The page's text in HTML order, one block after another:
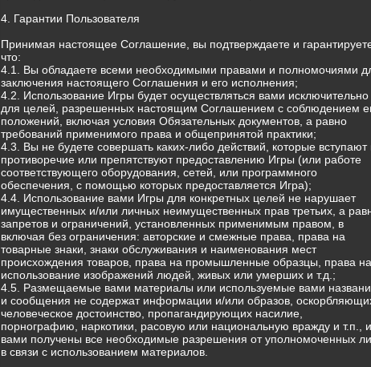
4. Гарантии Пользователя
Принимая настоящее Соглашение, вы подтверждаете и
что:
4.1. Вы обладаете всеми необходимыми правами и полномочиями
заключения настоящего Соглашения и его исполнения;
4.2. Использование Игры будет осуществляться вами исключительно
для целей, разрешенных настоящим Соглашением с соблюдением
положений, включая условия Обязательных документов, а равно
требований применимого права и общепринятой практики;
4.3. Вы не будете совершать каких-либо действий, которые вступают
противоречие или препятствуют предоставлению Игры (или работе
соответствующего оборудования, сетей, или программного
обеспечения, с помощью которых предоставляется Игра);
4.4. Использование вами Игры для конкретных целей не нарушает
имущественных и/или личных неимущественных прав третьих, а
запретов и ограничений, установленных применимым правом, в
включая без ограничения: авторские и смежные права, права на
товарные знаки, знаки обслуживания и наименования мест
происхождения товаров, права на промышленные образцы, права на
использование изображений людей, живых или умерших и т.д.;
4.5. Размещаемые вами материалы или используемые вами
и сообщения не содержат информации и/или образов,
человеческое достоинство, пропагандирующих насилие,
порнографию, наркотики, расовую или национальную вражду и т.п., и
вами получены все необходимые разрешения от уполномоченных
в связи с использованием материалов.